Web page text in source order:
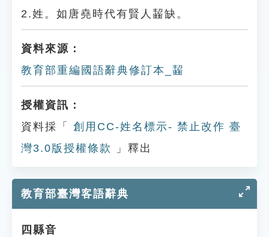
2.姓。如唐堯時代有賢人齧缺。
資料來源：
教育部重編國語辭典修訂本_齧
授權資訊：
資料採「
創用CC-姓名標示- 禁止改作 臺
灣3.0版授權條款
」釋出
教育部臺灣客語辭典
四縣音